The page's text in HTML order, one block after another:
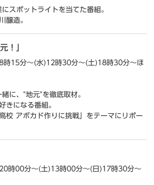
スポットライトを当てた番組。
醸造。
！」
時15分～(水)12時30分～(土)18時30分～ほ
に、"地元"を徹底取材。
きになる番組。
校 アボカド作りに挑戦」をテーマにリポー
時00分～(土)13時00分～(日)17時30分～